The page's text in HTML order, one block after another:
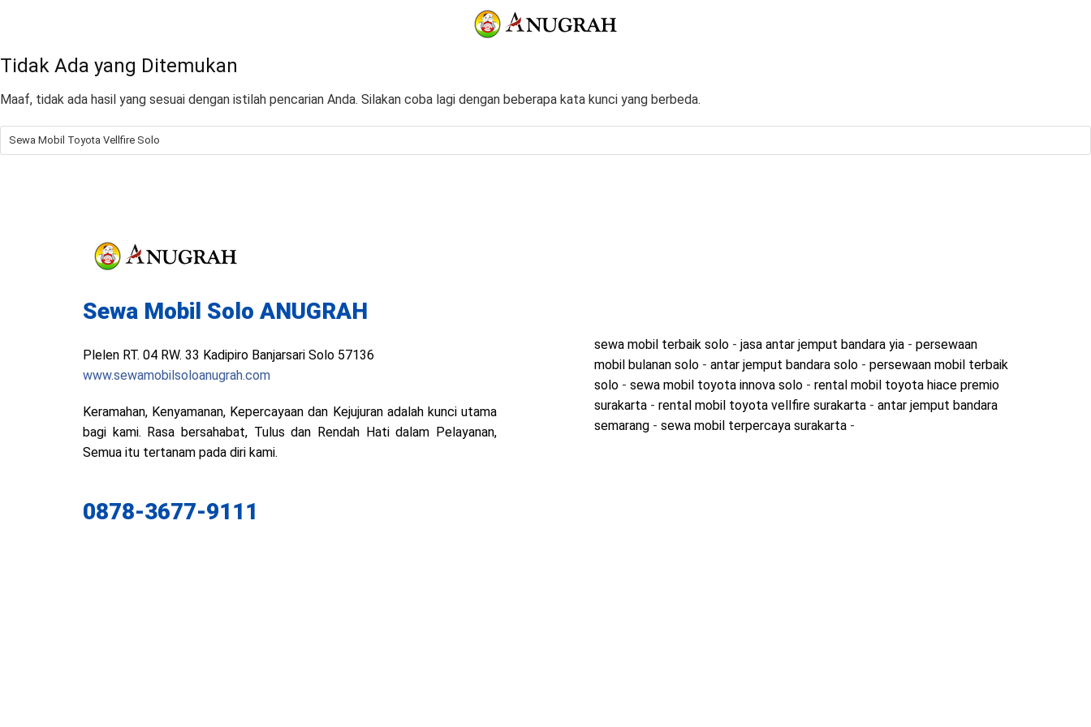
Tidak Ada yang Ditemukan
Maaf, tidak ada hasil yang sesuai dengan istilah pencarian Anda. Silakan coba lagi dengan beberapa kata kunci yang berbeda.
Sewa Mobil Solo ANUGRAH
Plelen RT. 04 RW. 33 Kadipiro Banjarsari Solo 57136
www.sewamobilsoloanugrah.com
Keramahan, Kenyamanan, Kepercayaan dan Kejujuran adalah kunci utama
bagi kami. Rasa bersahabat, Tulus dan Rendah Hati dalam Pelayanan,
Semua itu tertanam pada diri kami.
0878-3677-9111
sewa mobil terbaik solo - jasa antar jemput bandara yia - persewaan
mobil bulanan solo - antar jemput bandara solo - persewaan mobil terbaik
solo - sewa mobil toyota innova solo - rental mobil toyota hiace premio
surakarta - rental mobil toyota vellfire surakarta - antar jemput bandara
semarang - sewa mobil terpercaya surakarta -